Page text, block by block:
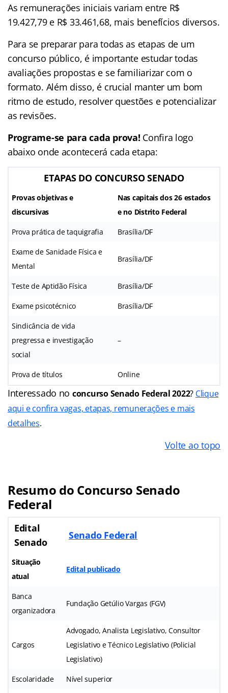
As remunerações iniciais variam entre R$
19.427,79 e R$ 33.461,68, mais benefícios diversos.
Para se preparar para todas as etapas de um
concurso público, é importante estudar todas
avaliações propostas e se familiarizar com o
formato. Além disso, é crucial manter um bom
ritmo de estudo, resolver questões e potencializar
as revisões.
Programe-se para cada prova! Confira logo
abaixo onde acontecerá cada etapa:
ETAPAS DO CONCURSO SENADO
Provas objetivas e
discursivas
Nas capitais dos 26 estados
e no Distrito Federal
Prova prática de taquigrafia Brasília/DF
Exame de Sanidade Física e
Mental
Brasília/DF
Teste de Aptidão Física Brasília/DF
Exame psicotécnico Brasília/DF
Sindicância de vida
pregressa e investigação
social
–
Prova de títulos Online
Interessado no concurso Senado Federal 2022? Clique
aqui e confira vagas, etapas, remunerações e mais
detalhes.
Volte ao topo
Resumo do Concurso Senado
Federal
Edital
Senado
Senado Federal
Situação
atual
Edital publicado
Banca
organizadora
Fundação Getúlio Vargas (FGV)
Cargos
Advogado, Analista Legislativo, Consultor
Legislativo e Técnico Legislativo (Policial
Legislativo)
Escolaridade Nível superior